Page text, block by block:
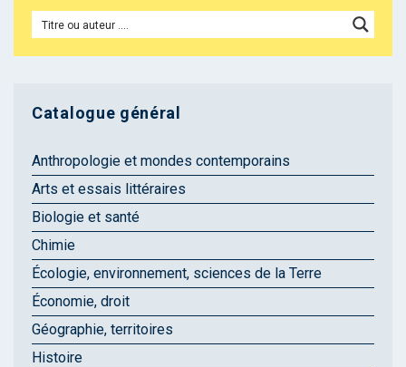
Catalogue général
Anthropologie et mondes contemporains
Arts et essais littéraires
Biologie et santé
Chimie
Écologie, environnement, sciences de la Terre
Économie, droit
Géographie, territoires
Histoire